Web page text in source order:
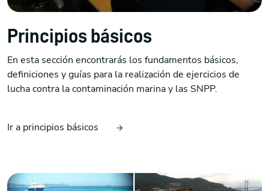
Principios básicos
En esta sección encontrarás los fundamentos básicos,
definiciones y guías para la realización de ejercicios de
lucha contra la contaminación marina y las SNPP.
Ir a principios básicos